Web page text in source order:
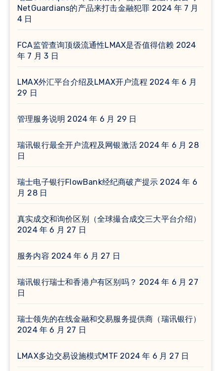
NetGuardians的产品来打击金融犯罪 2024 年 7 月
4 日
FCA监管查询顶级流通性LMAX是否值得信赖 2024
年 7 月 3 日
LMAX外汇平台介绍及LMAX开户流程 2024 年 6 月
29 日
管理服务说明 2024 年 6 月 29 日
瑞讯银行最全开户流程及网银激活 2024 年 6 月 28
日
瑞士电子银行FlowBank经纪商破产提示 2024 年 6
月 28 日
真实成交和询价区别（全球撮合成交三大平台介绍）
2024 年 6 月 27 日
服务内容 2024 年 6 月 27 日
瑞讯银行瑞士和香港户有区别吗？ 2024 年 6 月 27
日
瑞士领先的在线金融和交易服务提供商（瑞讯银行）
2024 年 6 月 27 日
LMAX多边交易设施模式MTF 2024 年 6 月 27 日